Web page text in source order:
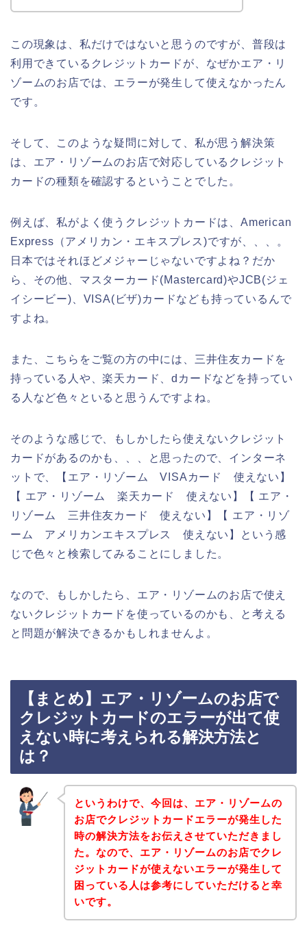
この現象は、私だけではないと思うのですが、普段は
利用できているクレジットカードが、なぜかエア・リ
ゾームのお店では、エラーが発生して使えなかったん
です。
そして、このような疑問に対して、私が思う解決策
は、エア・リゾームのお店で対応しているクレジット
カードの種類を確認するということでした。
例えば、私がよく使うクレジットカードは、American
Express（アメリカン・エキスプレス)ですが、、、。
日本ではそれほどメジャーじゃないですよね？だか
ら、その他、マスターカード(Mastercard)やJCB(ジェ
イシービー)、VISA(ビザ)カードなども持っているんで
すよね。
また、こちらをご覧の方の中には、三井住友カードを
持っている人や、楽天カード、dカードなどを持ってい
る人など色々といると思うんですよね。
そのような感じで、もしかしたら使えないクレジット
カードがあるのかも、、、と思ったので、インターネ
ットで、【エア・リゾーム VISAカード 使えない】
【 エア・リゾーム 楽天カード 使えない】【 エア・
リゾーム 三井住友カード 使えない】【 エア・リゾ
ーム アメリカンエキスプレス 使えない】という感
じで色々と検索してみることにしました。
なので、もしかしたら、エア・リゾームのお店で使え
ないクレジットカードを使っているのかも、と考える
と問題が解決できるかもしれませんよ。
【まとめ】エア・リゾームのお店で
クレジットカードのエラーが出て使
えない時に考えられる解決方法と
は？
というわけで、今回は、エア・リゾームの
お店でクレジットカードエラーが発生した
時の解決方法をお伝えさせていただきまし
た。なので、エア・リゾームのお店でクレ
ジットカードが使えないエラーが発生して
困っている人は参考にしていただけると幸
いです。